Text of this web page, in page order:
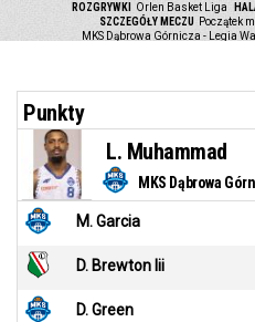
ROZGRYWKI Orlen Basket Liga
SZCZEGÓŁY MECZU
Początek
MKS Dąbrowa Górnicza - Legia
Punkty
MKS Dąbrowa
L. Muhammad
M. Garcia
D. Brewton Iii
D. Green